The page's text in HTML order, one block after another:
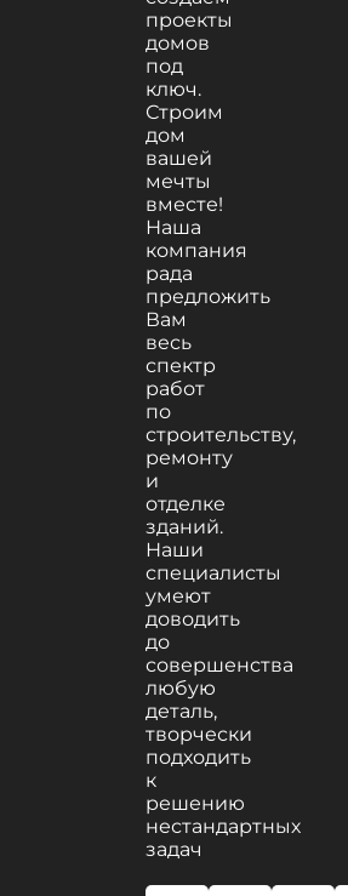
проекты
домов
под
ключ.
Строим
дом
вашей
мечты
вместе!
Наша
компания
рада
предложить
Вам
весь
спектр
работ
по
строительству,
ремонту
и
отделке
зданий.
Наши
специалисты
умеют
доводить
до
совершенства
любую
деталь,
творчески
подходить
к
решению
нестандартных
задач